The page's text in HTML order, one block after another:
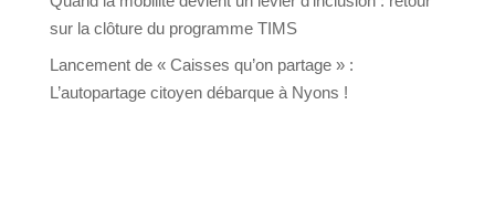
sur la clôture du programme TIMS
Lancement de « Caisses qu’on partage » :
L’autopartage citoyen débarque à Nyons !